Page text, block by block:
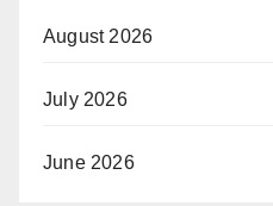
August 2026
July 2026
June 2026